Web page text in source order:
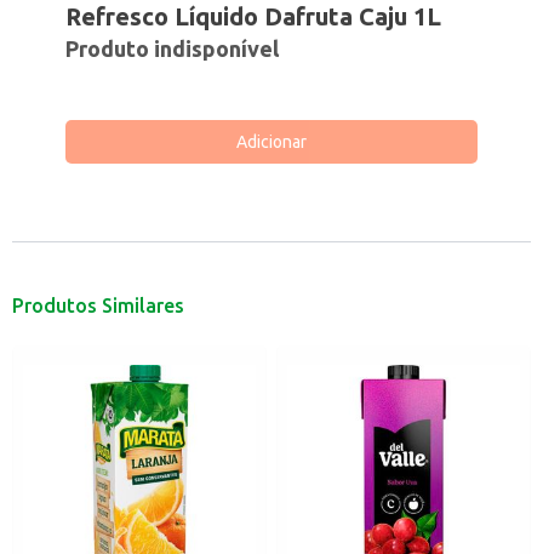
Refresco Líquido Dafruta Caju 1L
Produto indisponível
Adicionar
Produtos Similares